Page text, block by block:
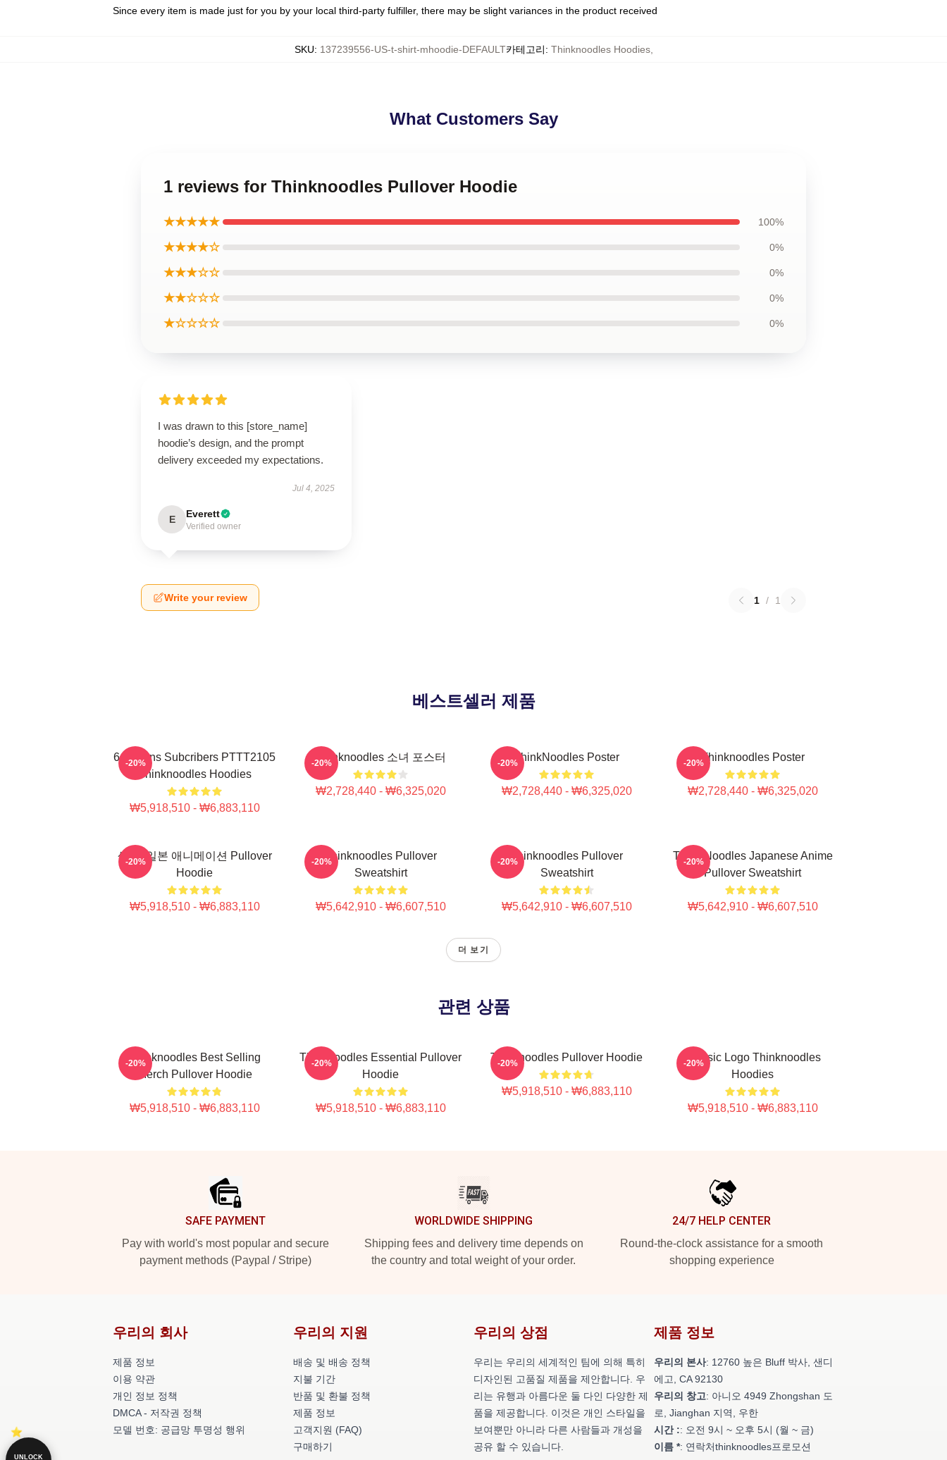
Since every item is made just for you by your local third-party fulfiller, there may be slight variances in the product received
SKU: 137239556-US-t-shirt-mhoodie-DEFAULT카테고리: Thinknoodles Hoodies,
What Customers Say
1 reviews for Thinknoodles Pullover Hoodie
★★★★★ 100%
★★★★☆ 0%
★★★☆☆ 0%
★★☆☆☆ 0%
★☆☆☆☆ 0%
I was drawn to this [store_name]
hoodie’s design, and the prompt
delivery exceeded my expectations.
Jul 4, 2025
E Everett
Verified owner
Write your review 1 / 1
베스트셀러 제품
6 Millions Subcribers PTTT2105
Thinknoodles Hoodies
₩5,918,510 - ₩6,883,110
-20% Thinknoodles 소녀 포스터
₩2,728,440 - ₩6,325,020
-20% ThinkNoodles Poster
₩2,728,440 - ₩6,325,020
-20% Thinknoodles Poster
₩2,728,440 - ₩6,325,020
-20%
생각, 일본 애니메이션 Pullover
Hoodie
₩5,918,510 - ₩6,883,110
-20%
Thinknoodles Pullover
Sweatshirt
₩5,642,910 - ₩6,607,510
-20%
Thinknoodles Pullover
Sweatshirt
₩5,642,910 - ₩6,607,510
-20%
Think Noodles Japanese Anime
Pullover Sweatshirt
₩5,642,910 - ₩6,607,510
-20%
더 보기
관련 상품
Thinknoodles Best Selling
Merch Pullover Hoodie
₩5,918,510 - ₩6,883,110
-20%
Thinknoodles Essential Pullover
Hoodie
₩5,918,510 - ₩6,883,110
-20% Thinknoodles Pullover Hoodie
₩5,918,510 - ₩6,883,110
-20%
Classic Logo Thinknoodles
Hoodies
₩5,918,510 - ₩6,883,110
-20%
SAFE PAYMENT
Pay with world's most popular and secure
payment methods (Paypal / Stripe)
WORLDWIDE SHIPPING
Shipping fees and delivery time depends on
the country and total weight of your order.
24/7 HELP CENTER
Round-the-clock assistance for a smooth
shopping experience
우리의 회사
제품 정보
이용 약관
개인 정보 정책
DMCA - 저작권 정책
모델 번호: 공급망 투명성 행위
우리의 지원
배송 및 배송 정책
지불 기간
반품 및 환불 정책
제품 정보
고객지원 (FAQ)
구매하기
우리의 상점
우리는 우리의 세계적인 팀에 의해 특히
디자인된 고품질 제품을 제안합니다. 우
리는 유행과 아름다운 둘 다인 다양한 제
품을 제공합니다. 이것은 개인 스타일을
보여뿐만 아니라 다른 사람들과 개성을
공유 할 수 있습니다.
제품 정보
우리의 본사: 12760 높은 Bluff 박사, 샌디
에고, CA 92130
우리의 창고: 아니오 4949 Zhongshan 도
로, Jianghan 지역, 우한
시간 :: 오전 9시 ~ 오후 5시 (월 ~ 금)
이름 *: 연락처thinknoodles프로모션
UNLOCK